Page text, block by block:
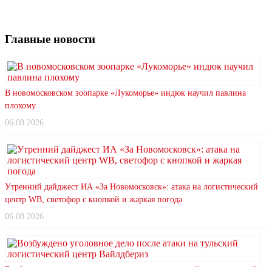
Главные новости
В новомосковском зоопарке «Лукоморье» индюк научил павлина
плохому
06.08.2026
Утренний дайджест ИА «За Новомосковск»: атака на логистический
центр WB, светофор с кнопкой и жаркая погода
06.08.2026